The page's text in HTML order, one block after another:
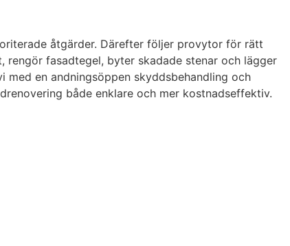
åtgärder. Därefter följer provytor för rätt
fasadtegel, byter skadade stenar och lägger
en andningsöppen skyddsbehandling och
både enklare och mer kostnadseffektiv.